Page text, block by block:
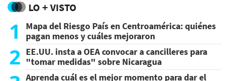
LO + VISTO
1
Mapa del Riesgo País en Centroamérica: quiénes
pagan menos y cuáles mejoraron
2 EE.UU. insta a OEA convocar a cancilleres para
"tomar medidas" sobre Nicaragua
Aprenda cuál es el mejor momento para dar el